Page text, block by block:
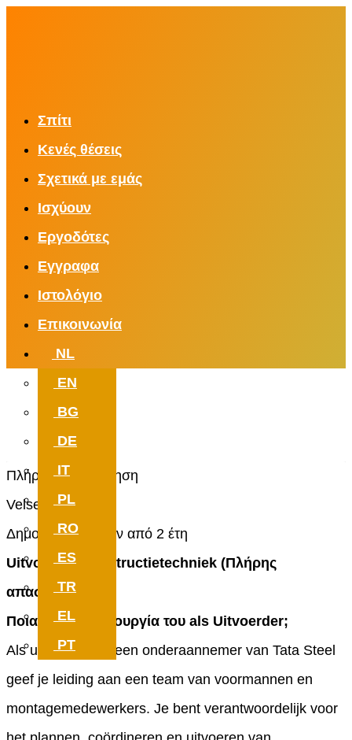
Σπίτι
Κενές θέσεις
Σχετικά με εμάς
Ισχύουν
Εργοδότες
Εγγραφα
Ιστολόγιο
Επικοινωνία
NL
EN
BG
DE
IT
PL
RO
ES
TR
EL
PT
Πλήρης απασχόληση
Velsen-Noord
Δημοσιεύτηκε πριν από 2 έτη
Uitvoerder Constructietechniek (Πλήρης
απασχόληση)
Ποια είναι η λειτουργία του als Uitvoerder;
Als uitvoerder bij een onderaannemer van Tata Steel
geef je leiding aan een team van voormannen en
montagemedewerkers. Je bent verantwoordelijk voor